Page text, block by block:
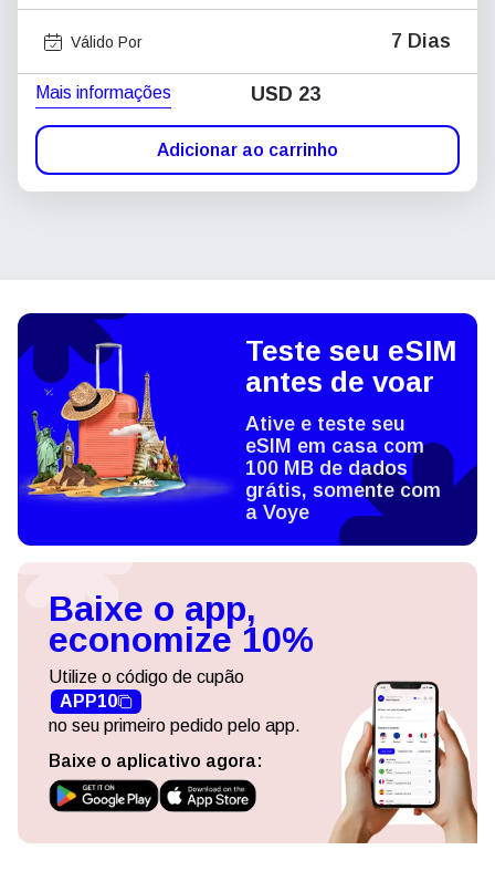
Válido Por 7 Dias
Mais informações USD 23
Adicionar ao carrinho
Teste seu eSIM
antes de voar
Ative e teste seu
eSIM em casa com
100 MB de dados
grátis, somente com
a Voye
Baixe o app,
economize 10%
Utilize o código de cupão
APP10
no seu primeiro pedido pelo app.
Baixe o aplicativo agora: